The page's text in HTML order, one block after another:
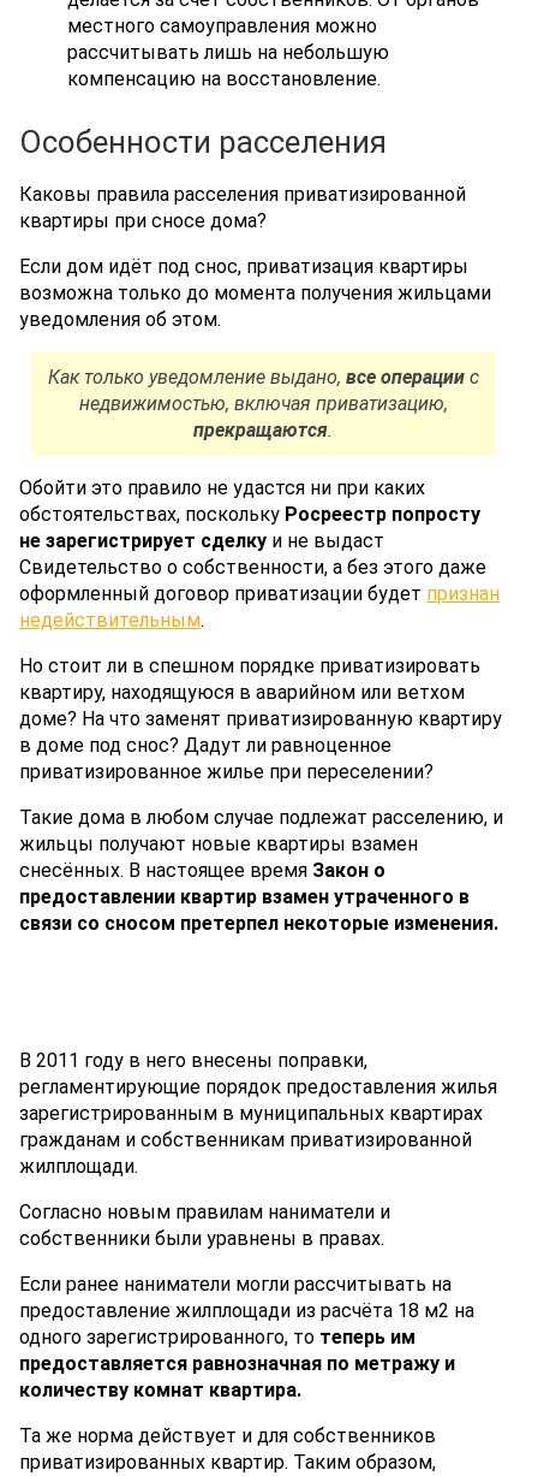
местного самоуправления можно
рассчитывать лишь на небольшую
компенсацию на восстановление.
Особенности расселения
Каковы правила расселения приватизированной
квартиры при сносе дома?
Если дом идёт под снос, приватизация квартиры
возможна только до момента получения жильцами
уведомления об этом.
Как только уведомление выдано, все операциис
недвижимостью, включая приватизацию,
прекращаются.
Обойти это правило не удастся ни при каких
обстоятельствах, поскольку Росреестр попросту
не зарегистрирует сделку и не выдаст
Свидетельство о собственности, а без этого даже
оформленный договор приватизации будет признан
недействительным.
Но стоит ли в спешном порядке приватизировать
квартиру, находящуюся в аварийном или ветхом
доме? На что заменят приватизированную квартиру
в доме под снос? Дадут ли равноценное
приватизированное жилье при переселении?
Такие дома в любом случае подлежат расселению, и
жильцы получают новые квартиры взамен
снесённых. В настоящее время Закон о
предоставлении квартир взамен утраченного в
связи со сносом претерпел некоторые изменения.
В 2011 году в него внесены поправки,
регламентирующие порядок предоставления жилья
зарегистрированным в муниципальных квартирах
гражданам и собственникам приватизированной
жилплощади.
Согласно новым правилам наниматели и
собственники были уравнены в правах.
Если ранее наниматели могли рассчитывать на
предоставление жилплощади из расчёта 18 м2 на
одного зарегистрированного, то теперь им
предоставляется равнозначная по метражу и
количеству комнат квартира.
Та же норма действует и для собственников
приватизированных квартир. Таким образом,